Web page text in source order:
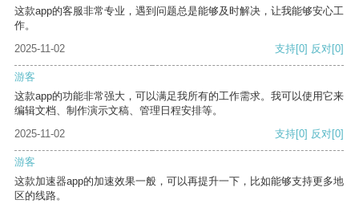
这款app的客服非常专业，遇到问题总是能够及时解决，让我能够安心工
作。
2025-11-02
支持[0] 反对[0]
游客
这款app的功能非常强大，可以满足我所有的工作需求。我可以使用它来
编辑文档、制作演示文稿、管理日程安排等。
2025-11-02
支持[0] 反对[0]
游客
这款加速器app的加速效果一般，可以再提升一下，比如能够支持更多地
区的线路。